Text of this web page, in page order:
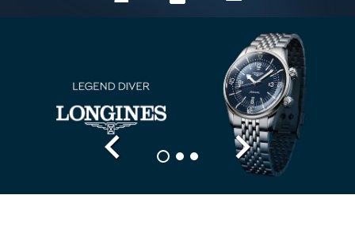
navigate_before navigate_next